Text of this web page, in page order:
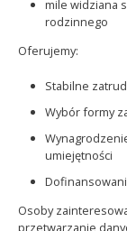
mile widziana
rodzinnego
Oferujemy:
Stabilne
Wybór formy
umiejętności
Osoby
przetwarzanie